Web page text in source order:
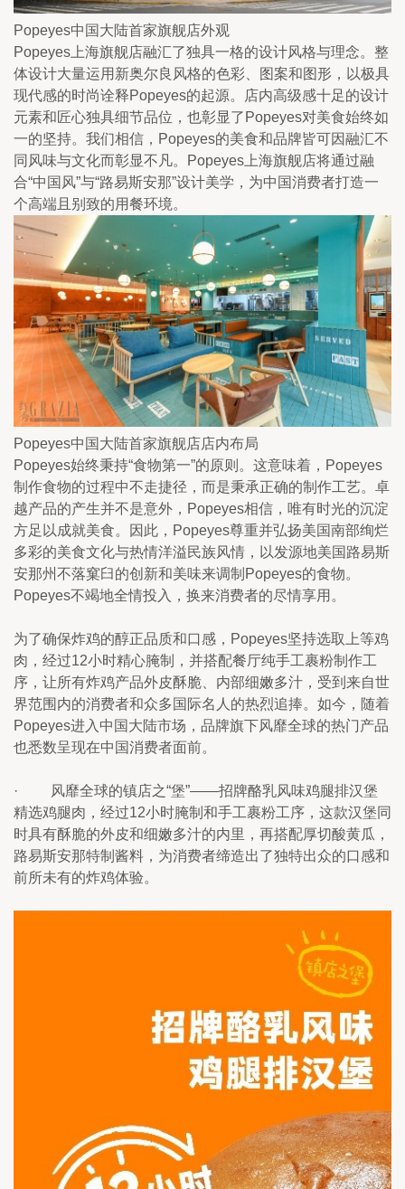
Popeyes中国大陆首家旗舰店外观
Popeyes上海旗舰店融汇了独具一格的设计风格与理念。整
体设计大量运用新奥尔良风格的色彩、图案和图形，以极具
现代感的时尚诠释Popeyes的起源。店内高级感十足的设计
元素和匠心独具细节品位，也彰显了Popeyes对美食始终如
一的坚持。我们相信，Popeyes的美食和品牌皆可因融汇不
同风味与文化而彰显不凡。Popeyes上海旗舰店将通过融
合“中国风”与“路易斯安那”设计美学，为中国消费者打造一
个高端且别致的用餐环境。
Popeyes中国大陆首家旗舰店店内布局
Popeyes始终秉持“食物第一”的原则。这意味着，Popeyes
制作食物的过程中不走捷径，而是秉承正确的制作工艺。卓
越产品的产生并不是意外，Popeyes相信，唯有时光的沉淀
方足以成就美食。因此，Popeyes尊重并弘扬美国南部绚烂
多彩的美食文化与热情洋溢民族风情，以发源地美国路易斯
安那州不落窠臼的创新和美味来调制Popeyes的食物。
Popeyes不竭地全情投入，换来消费者的尽情享用。
为了确保炸鸡的醇正品质和口感，Popeyes坚持选取上等鸡
肉，经过12小时精心腌制，并搭配餐厅纯手工裹粉制作工
序，让所有炸鸡产品外皮酥脆、内部细嫩多汁，受到来自世
界范围内的消费者和众多国际名人的热烈追捧。如今，随着
Popeyes进入中国大陆市场，品牌旗下风靡全球的热门产品
也悉数呈现在中国消费者面前。
·         风靡全球的镇店之“堡”——招牌酪乳风味鸡腿排汉堡
精选鸡腿肉，经过12小时腌制和手工裹粉工序，这款汉堡同
时具有酥脆的外皮和细嫩多汁的内里，再搭配厚切酸黄瓜，
路易斯安那特制酱料，为消费者缔造出了独特出众的口感和
前所未有的炸鸡体验。